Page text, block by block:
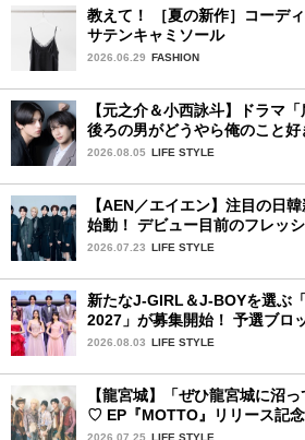
教えて！ ［夏の新作］コーデ
サテンキャミソール
2026.06.29 FASHION
【元之介＆小西詠斗】ドラマ
後ろの男がどうやら俺のこと
タビュー♡ 「自然と詠斗くんが
2026.08.05 LIFE STYLE
【AEN／エイエン】注目の日
始動！ デビュー目前のフレッ
ュー。7人の魅力に迫ります♪
2026.07.23 LIFE STYLE
新たなJ-GIRL＆J-BOYを選ぶ
2027」が募集開始！ 予選ブロ
視した「新システム」に変わり
2026.08.03 LIFE STYLE
【龍宮城】「ぜひ龍宮城に沼
♡ EP『MOTTO』リリース記
2026.07.25 LIFE STYLE